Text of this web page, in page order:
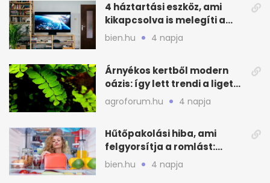
4 háztartási eszköz, ami
kikapcsolva is melegíti a
lakást
bien.hu 4 napja
Árnyékos kertből modern
oázis: így lett trendi a ligetes
zöld
agroforum.hu 4 napja
Hűtőpakolási hiba, ami
felgyorsítja a romlást:
zónákra figyelj
bien.hu 4 napja